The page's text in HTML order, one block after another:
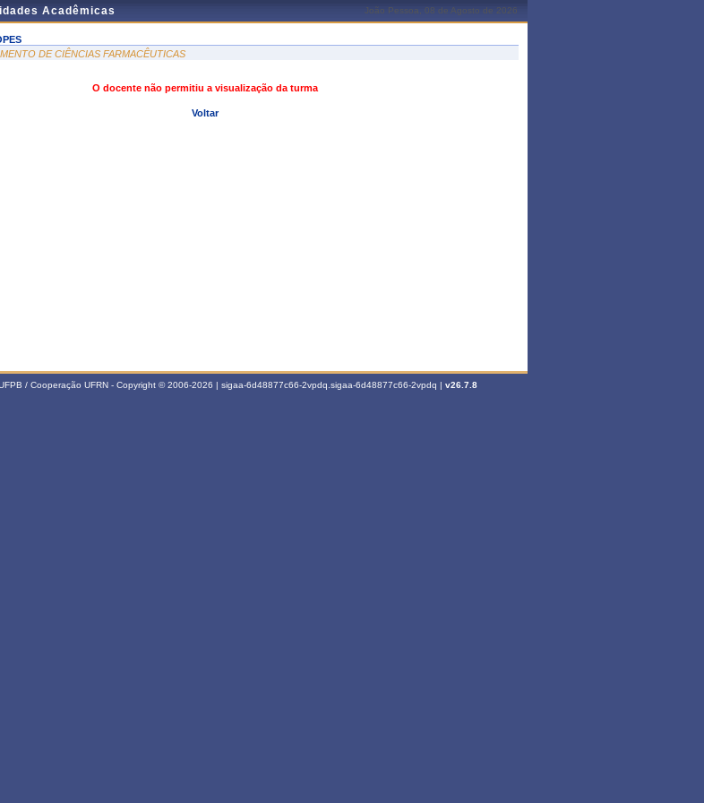
Acadêmicas João Pessoa, 08 de Agosto de 2026
DE CIÊNCIAS FARMACÊUTICAS
O docente não permitiu a visualização da turma
Voltar
/ Cooperação UFRN - Copyright © 2006-2026 | sigaa-6d48877c66-2vpdq.sigaa-6d48877c66-2vpdq | v26.7.8